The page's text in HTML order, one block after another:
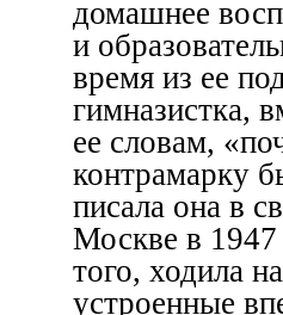
домашнее
и
время из ее
гимназистка,
ее словам,
контрамарку
писала она в
Москве в 1947
того, ходила
устроенные